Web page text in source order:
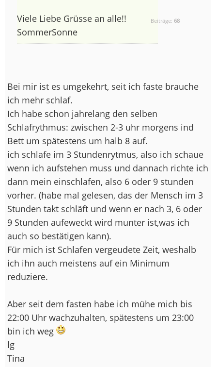
Beiträge:68
Viele Liebe Grüsse an alle!!
SommerSonne
Bei mir ist es umgekehrt, seit ich faste brauche
ich mehr schlaf.
Ich habe schon jahrelang den selben
Schlafrythmus: zwischen 2-3 uhr morgens ind
Bett um spätestens um halb 8 auf.
ich schlafe im 3 Stundenrytmus, also ich schaue
wenn ich aufstehen muss und dannach richte ich
dann mein einschlafen, also 6 oder 9 stunden
vorher. (habe mal gelesen, das der Mensch im 3
Stunden takt schläft und wenn er nach 3, 6 oder
9 Stunden aufeweckt wird munter ist,was ich
auch so bestätigen kann).
Für mich ist Schlafen vergeudete Zeit, weshalb
ich ihn auch meistens auf ein Minimum
reduziere.
Aber seit dem fasten habe ich mühe mich bis
22:00 Uhr wachzuhalten, spätestens um 23:00
bin ich weg
lg
Tina